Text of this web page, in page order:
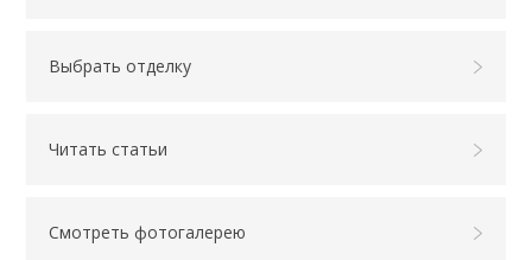
Выбрать отделку
Читать статьи
Смотреть фотогалерею